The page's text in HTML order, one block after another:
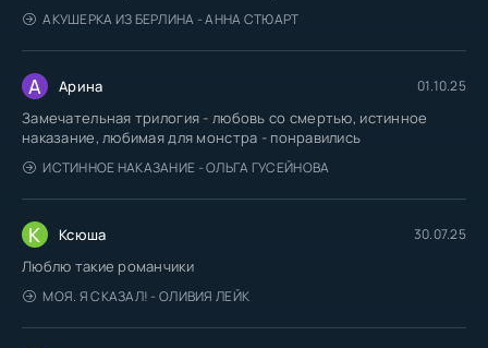
АКУШЕРКА ИЗ БЕРЛИНА - АННА СТЮАРТ
А Арина 01.10.25
Замечательная трилогия - любовь со смертью, истинное
наказание, любимая для монстра - понравились
ИСТИННОЕ НАКАЗАНИЕ - ОЛЬГА ГУСЕЙНОВА
К Ксюша 30.07.25
Люблю такие романчики
МОЯ. Я СКАЗАЛ! - ОЛИВИЯ ЛЕЙК